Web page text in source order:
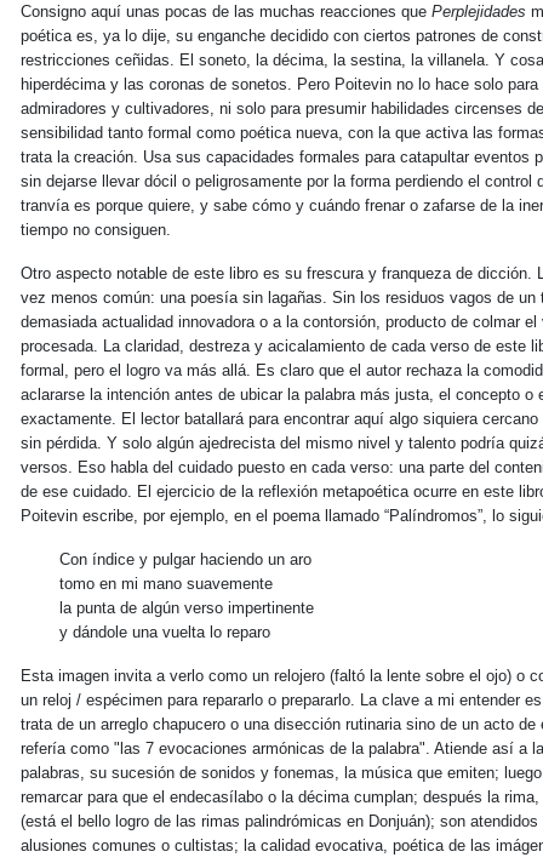
Consigno aquí unas pocas de las muchas reacciones que Perplejidades
poética es, ya lo dije, su enganche decidido con ciertos patrones de
restricciones ceñidas. El soneto, la décima, la sestina, la villanela. Y
hiperdécima y las coronas de sonetos. Pero Poitevin no lo hace solo
admiradores y cultivadores, ni solo para presumir habilidades circenses
sensibilidad tanto formal como poética nueva, con la que activa las
trata la creación. Usa sus capacidades formales para catapultar eventos
sin dejarse llevar dócil o peligrosamente por la forma perdiendo el
tranvía es porque quiere, y sabe cómo y cuándo frenar o zafarse de la
tiempo no consiguen.
Otro aspecto notable de este libro es su frescura y franqueza de dicción.
vez menos común: una poesía sin lagañas. Sin los residuos vagos de
demasiada actualidad innovadora o a la contorsión, producto de colmar
procesada. La claridad, destreza y acicalamiento de cada verso de este
formal, pero el logro va más allá. Es claro que el autor rechaza la
aclararse la intención antes de ubicar la palabra más justa, el concepto
exactamente. El lector batallará para encontrar aquí algo siquiera
sin pérdida. Y solo algún ajedrecista del mismo nivel y talento podría
versos. Eso habla del cuidado puesto en cada verso: una parte del
de ese cuidado. El ejercicio de la reflexión metapoética ocurre en este
Poitevin escribe, por ejemplo, en el poema llamado “Palíndromos”, lo
Con índice y pulgar haciendo un aro
tomo en mi mano suavemente
la punta de algún verso impertinente
y dándole una vuelta lo reparo
Esta imagen invita a verlo como un relojero (faltó la lente sobre el ojo) o
un reloj / espécimen para repararlo o prepararlo. La clave a mi entender
trata de un arreglo chapucero o una disección rutinaria sino de un acto
refería como "las 7 evocaciones armónicas de la palabra". Atiende así a
palabras, su sucesión de sonidos y fonemas, la música que emiten;
remarcar para que el endecasílabo o la décima cumplan; después la
(está el bello logro de las rimas palindrómicas en Donjuán); son
alusiones comunes o cultistas; la calidad evocativa, poética de las